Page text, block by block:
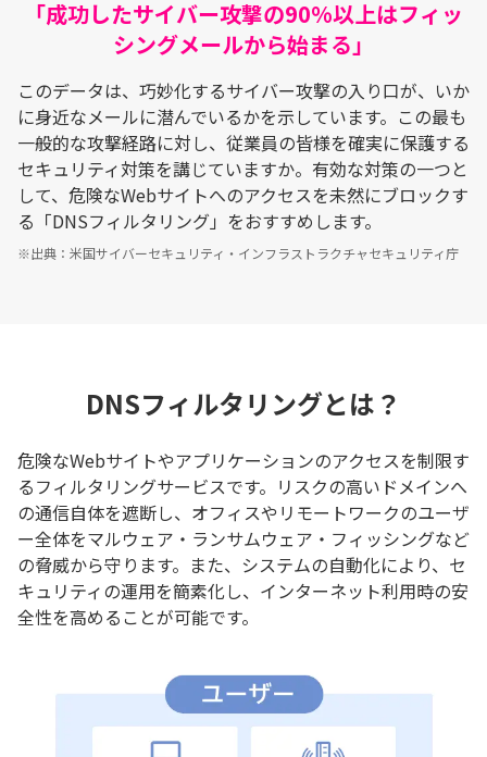
「成功したサイバー攻撃の90%以上はフィッ
シングメールから始まる」
このデータは、巧妙化するサイバー攻撃の入り口が、いか
に身近なメールに潜んでいるかを示しています。この最も
一般的な攻撃経路に対し、従業員の皆様を確実に保護する
セキュリティ対策を講じていますか。有効な対策の一つと
して、危険なWebサイトへのアクセスを未然にブロックす
る「DNSフィルタリング」をおすすめします。
※出典：米国サイバーセキュリティ・インフラストラクチャセキュリティ庁
DNSフィルタリングとは？
危険なWebサイトやアプリケーションのアクセスを制限す
るフィルタリングサービスです。リスクの高いドメインへ
の通信自体を遮断し、オフィスやリモートワークのユーザ
ー全体をマルウェア・ランサムウェア・フィッシングなど
の脅威から守ります。また、システムの自動化により、セ
キュリティの運用を簡素化し、インターネット利用時の安
全性を高めることが可能です。